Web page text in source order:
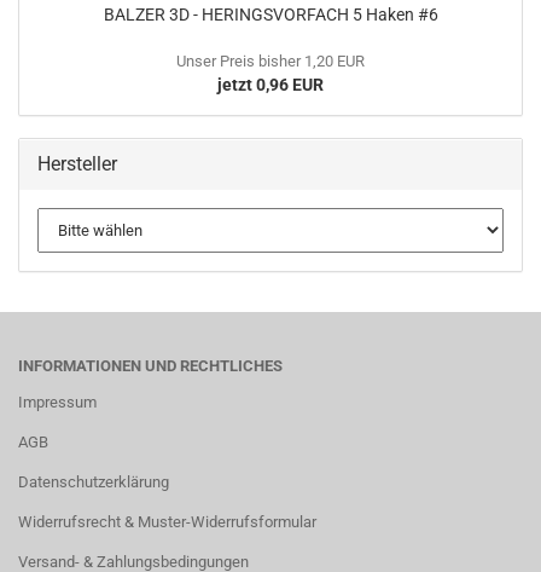
BALZER 3D - HERINGSVORFACH 5 Haken #6
Unser Preis bisher 1,20 EUR
jetzt 0,96 EUR
Hersteller
INFORMATIONEN UND RECHTLICHES
Impressum
AGB
Datenschutzerklärung
Widerrufsrecht & Muster-Widerrufsformular
Versand- & Zahlungsbedingungen